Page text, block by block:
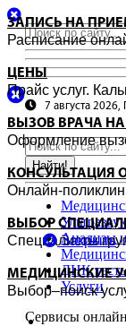
7 августа 2026,
Найти!
Анализы
ДНК
Услуги
Сервисы онлайн
ЗАПИСЬ НА
Расписание
ЦЕНЫ
Прайс услуг.
ВЫЗОВ ВРАЧА
Оформление
КОНСУЛЬТАЦИЯ
Онлайн-
ВЫБОР
Специалисты
МЕДИЦИНСКИЕ
Выбор–поиск
Закрыть